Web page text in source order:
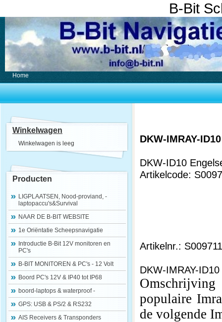
B-Bit
Home
Winkelwagen
Winkelwagen is leeg
Producten
LIGPLAATSEN, Nood-proviand, -
laptopaccu's&Survival
NAAR DE B-BIT WEBSITE
1e Oriëntatie Scheepsnavigatie
Introductie B-Bit 12V monitoren en
PC's
B-BIT MONITOREN & PC's - 12 Volt
Boord PC's 12V & IP40 tot IP68
boord-laptops & waterproof -
GPS: USB & PS/2 & RS232
AIS Receivers & Transponders
DKW-IMRAY-
DKW-ID10
Artikelcode:
Artikelnr.: S009711
DKW-IMRAY-
Omschrijving
populaire
de volgende